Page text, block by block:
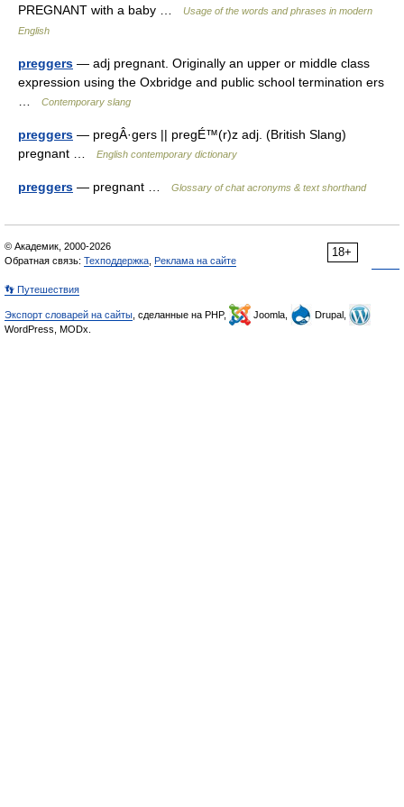
PREGNANT with a baby …
Usage of the words and phrases in modern
English
preggers — adj pregnant. Originally an upper or middle class
expression using the Oxbridge and public school termination ers
Contemporary slang
preggers — pregÂ·gers || pregÉ™(r)z adj. (British Slang)
pregnant …
English contemporary dictionary
preggers — pregnant … Glossary of chat acronyms & text shorthand
18+
© Академик, 2000-2026
Обратная связь: Техподдержка Реклама на сайте
👣 Путешествия
Экспорт словарей на сайты , сделанные на PHP, Joomla,
Drupal,
WordPress, MODx.